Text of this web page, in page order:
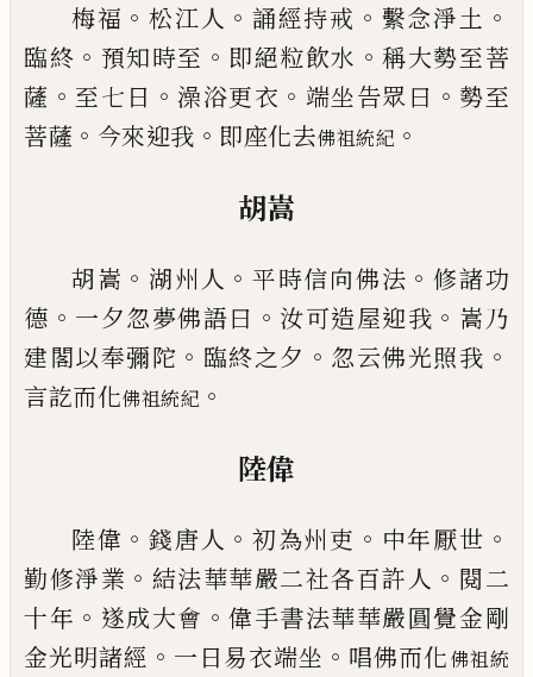
梅福 。松江人 。誦經持戒 。 繫念淨土 。
臨終 。 預知時至 。 即絕粒飲水 。稱大勢至菩
薩 。 至七日 。澡浴更衣 。 端坐告眾曰 。 勢至
菩薩 。 今來迎我 。 即座化去佛祖統紀 。
胡嵩
胡嵩 。湖州人 。平時信向佛法 。修諸功
德 。 一夕忽夢佛語曰 。 汝可造屋迎我 。 嵩乃
建閣以奉彌陀 。 臨終之夕 。 忽云佛光照我 。
言訖而化佛祖統紀 。
陸偉
陸偉 。錢唐人 。初為州吏 。 中年厭世 。
勤修淨業 。 結法華華嚴二社各百許人 。 閱二
十年 。 遂成大會 。偉手書法華華嚴圓覺金剛
金光明諸經 。 一日易衣端坐 。 唱佛而化佛祖統